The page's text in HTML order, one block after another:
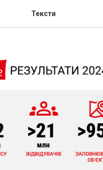
Тексти